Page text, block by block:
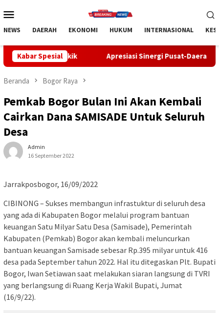
ke
Mobile
NEWS DAERAH EKONOMI HUKUM INTERNASIONAL
Kabar SpesialApresiasi Sinergi Pusat-Daerah, Bupati Bangli Buka
Beranda Bogor Raya
Pemkab Bogor Bulan Ini Akan Kembali
Cairkan Dana SAMISADE Untuk Seluruh
Desa
Admin
16 September 2022
Jarrakposbogor, 16/09/2022
CIBINONG – Sukses membangun infrastuktur di seluruh desa
yang ada di Kabupaten Bogor melalui program bantuan
keuangan Satu Milyar Satu Desa (Samisade), Pemerintah
Kabupaten (Pemkab) Bogor akan kembali meluncurkan
bantuan keuangan Samisade sebesar Rp.395 milyar untuk 416
desa pada September tahun 2022. Hal itu ditegaskan Plt. Bupati
Bogor, Iwan Setiawan saat melakukan siaran langsung di TVRI
yang berlangsung di Ruang Kerja Wakil Bupati, Jumat
(16/9/22).